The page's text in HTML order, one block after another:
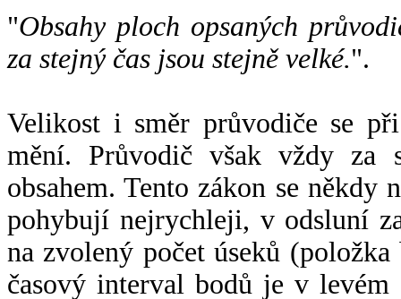
"Obsahy ploch opsaných
za stejný čas jsou stejně velké.".
Velikost i směr průvodiče se
mění. Průvodič však vždy za
obsahem. Tento zákon se někdy
pohybují nejrychleji, v odsluní
na zvolený počet úseků
časový interval bodů je v